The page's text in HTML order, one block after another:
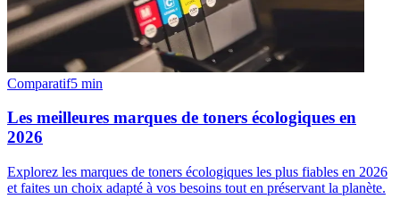
Comparatif5 min
Les meilleures marques de toners écologiques en
2026
Explorez les marques de toners écologiques les plus fiables en 2026
et faites un choix adapté à vos besoins tout en préservant la planète.